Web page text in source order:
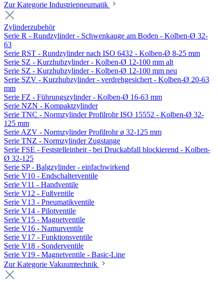
Zur Kategorie Industriepneumatik
Zylinderzubehör
Serie R - Rundzylinder - Schwenkauge am Boden - Kolben-Ø 32-
63
Serie RST - Rundzylinder nach ISO 6432 - Kolben-Ø 8-25 mm
Serie SZ - Kurzhubzylinder - Kolben-Ø 12-100 mm alt
Serie SZ - Kurzhubzylinder - Kolben-Ø 12-100 mm neu
Serie SZV - Kurzhubzylinder - verdrehgesichert - Kolben-Ø 20-63
mm
Serie FZ - Führungszylinder - Kolben-Ø 16-63 mm
Serie NZN - Kompaktzylinder
Serie TNC - Normzylinder Profilrohr ISO 15552 - Kolben-Ø 32-
125 mm
Serie AZV - Normzylinder Profilrohr ø 32-125 mm
Serie TNZ - Normzylinder Zugstange
Serie FSE - Feststelleinheit - bei Druckabfall blockierend - Kolben-
Ø 32-125
Serie SP - Balgzylinder - einfachwirkend
Serie V10 - Endschalterventile
Serie V11 - Handventile
Serie V12 - Fußventile
Serie V13 - Pneumatikventile
Serie V14 - Pilotventile
Serie V15 - Magnetventile
Serie V16 - Namurventile
Serie V17 - Funktionsventile
Serie V18 - Sonderventile
Serie V19 - Magnetventile - Basic-Line
Zur Kategorie Vakuumtechnik